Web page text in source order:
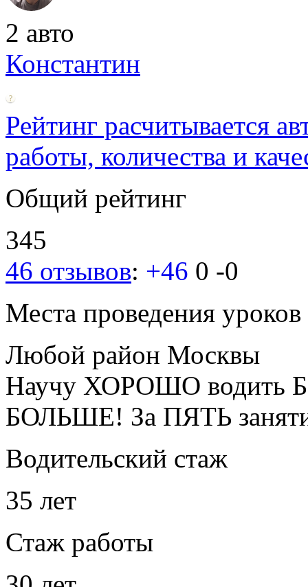
2 авто
Константин
Рейтинг расчитывается
работы, количества и
Общий рейтинг
345
46 отзывов: +46 0 -0
Места проведения уроков
Любой район Москвы
Научу ХОРОШО водить
БОЛЬШЕ! За ПЯТЬ
Водительский стаж
35 лет
Стаж работы